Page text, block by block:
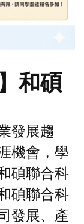
和碩
發展趨
機會，學
碩聯合科
碩聯合科
發展、產